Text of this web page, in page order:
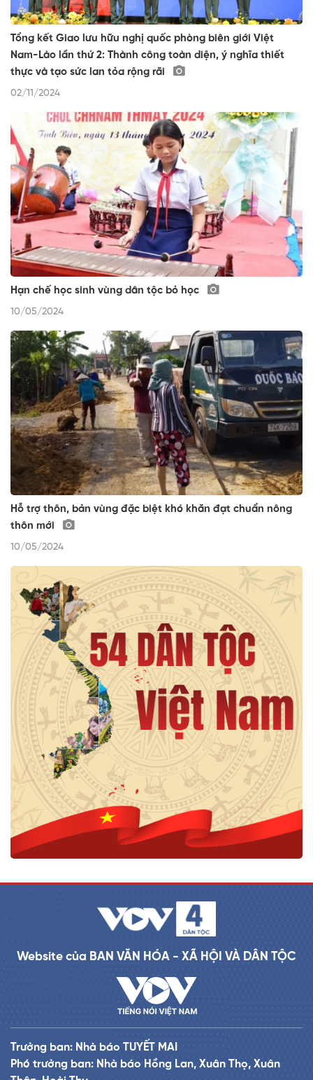
Tổng kết Giao lưu hữu nghị quốc phòng biên giới Việt
Nam-Lào lần thứ 2: Thành công toàn diện, ý nghĩa thiết
thực và tạo sức lan tỏa rộng rãi
02/11/2024
Hạn chế học sinh vùng dân tộc bỏ học
10/05/2024
Hỗ trợ thôn, bản vùng đặc biệt khó khăn đạt chuẩn nông
thôn mới
10/05/2024
Website của BAN VĂN HÓA - XÃ HỘI VÀ DÂN TỘC
Trưởng ban: Nhà báo TUYẾT MAI
Phó trưởng ban: Nhà báo Hồng Lan, Xuân Thọ, Xuân